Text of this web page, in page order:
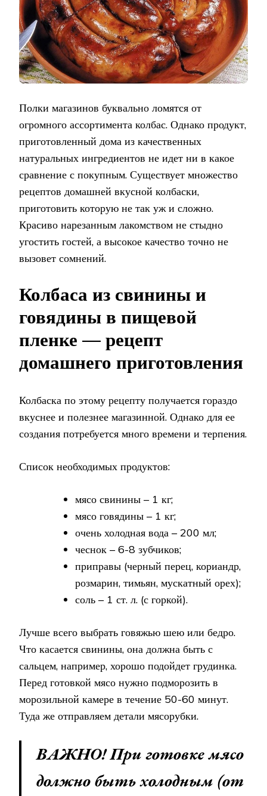
Полки магазинов буквально ломятся от
огромного ассортимента колбас. Однако продукт,
приготовленный дома из качественных
натуральных ингредиентов не идет ни в какое
сравнение с покупным. Существует множество
рецептов домашней вкусной колбаски,
приготовить которую не так уж и сложно.
Красиво нарезанным лакомством не стыдно
угостить гостей, а высокое качество точно не
вызовет сомнений.
Колбаса из свинины и
говядины в пищевой
пленке — рецепт
домашнего приготовления
Колбаска по этому рецепту получается гораздо
вкуснее и полезнее магазинной. Однако для ее
создания потребуется много времени и терпения.
Список необходимых продуктов:
мясо свинины – 1 кг;
мясо говядины – 1 кг;
очень холодная вода – 200 мл;
чеснок – 6-8 зубчиков;
приправы (черный перец, кориандр,
розмарин, тимьян, мускатный орех);
соль – 1 ст. л. (с горкой).
Лучше всего выбрать говяжью шею или бедро.
Что касается свинины, она должна быть с
сальцем, например, хорошо подойдет грудинка.
Перед готовкой мясо нужно подморозить в
морозильной камере в течение 50-60 минут.
Туда же отправляем детали мясорубки.
ВАЖНО! При готовке мясо
должно быть холодным (от